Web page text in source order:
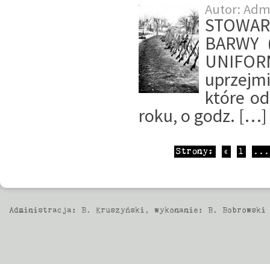
Autor:
które
roku, o godz. […]
Strony: « 1 ...
Administracja: B. Kruszyński , wykonanie: B. Bobrowski